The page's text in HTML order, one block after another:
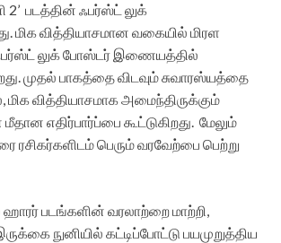
2’ படத்தின் ஃபர்ஸ்ட் லுக்
மிக வித்தியாசமான வகையில் மிரள
லுக் போஸ்டர் இணையத்தில்
முதல் பாகத்தை விடவும் சுவாரஸ்யத்தை
மிக வித்தியாசமாக அமைந்திருக்கும்
எதிர்பார்ப்பை கூட்டுகிறது. மேலும்
ரசிகர்களிடம் பெரும் வரவேற்பை பெற்று
ஹாரர் படங்களின் வரலாற்றை மாற்றி,
நுனியில் கட்டிப்போட்டு பயமுறுத்திய